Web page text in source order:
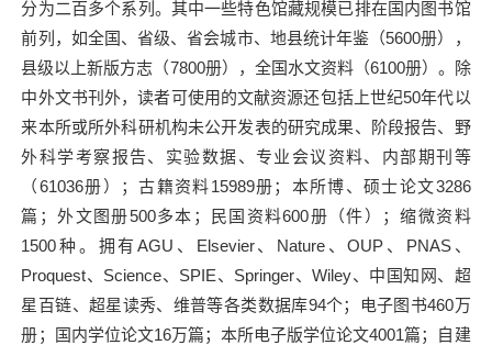
分为二百多个系列。其中一些特色馆藏规模已排在国内图书馆
前列，如全国、省级、省会城市、地县统计年鉴（5600册），
县级以上新版方志（7800册），全国水文资料（6100册）。除
中外文书刊外，读者可使用的文献资源还包括上世纪50年代以
来本所或所外科研机构未公开发表的研究成果、阶段报告、野
外科学考察报告、实验数据、专业会议资料、内部期刊等
（61036册）；古籍资料15989册；本所博、硕士论文3286
篇；外文图册500多本；民国资料600册（件）；缩微资料
1500种。拥有AGU 、 Elsevier、 Nature、OUP 、 PNAS、
Proquest、 Science、 SPIE、 Springer、Wiley、中国知网、超
星百链、超星读秀、维普等各类数据库94个；电子图书460万
册；国内学位论文16万篇；本所电子版学位论文4001篇；自建